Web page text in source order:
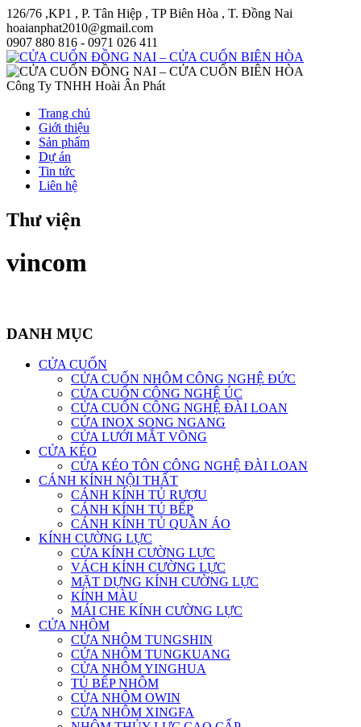
126/76 ,KP1 , P. Tân Hiệp , TP Biên Hòa , T. Đồng Nai
hoaianphat2010@gmail.com
0907 880 816 - 0971 026 411
Công Ty TNHH Hoài Ân Phát
Trang chủ
Giới thiệu
Sản phẩm
Dự án
Tin tức
Liên hệ
Thư viện
vincom
DANH MỤC
CỬA CUỐN
CỬA CUỐN NHÔM CÔNG NGHỆ ĐỨC
CỬA CUỐN CÔNG NGHỆ ÚC
CỬA CUỐN CÔNG NGHỆ ĐÀI LOAN
CỬA INOX SONG NGANG
CỬA LƯỚI MẮT VÕNG
CỬA KÉO
CỬA KÉO TÔN CÔNG NGHỆ ĐÀI LOAN
CÁNH KÍNH NỘI THẤT
CÁNH KÍNH TỦ RƯỢU
CÁNH KÍNH TỦ BẾP
CÁNH KÍNH TỦ QUẦN ÁO
KÍNH CƯỜNG LỰC
CỬA KÍNH CƯỜNG LỰC
VÁCH KÍNH CƯỜNG LỰC
MẶT DỰNG KÍNH CƯỜNG LỰC
KÍNH MÀU
MÁI CHE KÍNH CƯỜNG LỰC
CỬA NHÔM
CỬA NHÔM TUNGSHIN
CỬA NHÔM TUNGKUANG
CỬA NHÔM YINGHUA
TỦ BẾP NHÔM
CỬA NHÔM OWIN
CỬA NHÔM XINGFA